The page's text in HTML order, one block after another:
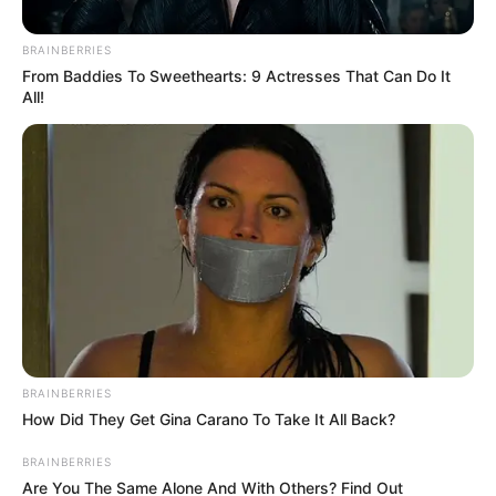
Innovadora iniciativa da libros GRATIS en Bogotá:
conseguirlos es muy sencillo
Por:Sophia Salamanca Gómez
Febrero 21, 2025
BRAINBERRIES
From Baddies To Sweethearts: 9 Actresses That Can Do It
All!
BRAINBERRIES
How Did They Get Gina Carano To Take It All Back?
BRAINBERRIES
Are You The Same Alone And With Others? Find Out